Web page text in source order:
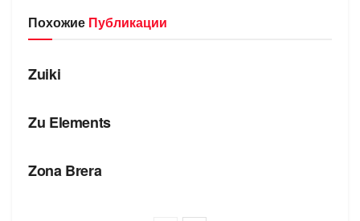
Похожие Публикации
БРЕНДЫ
Zuiki
Zu Elements
Zona Brera